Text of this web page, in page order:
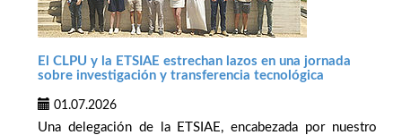
El CLPU y la ETSIAE estrechan lazos en una jornada
sobre investigación y transferencia tecnológica
01.07.2026
Una delegación de la ETSIAE, encabezada por nuestro